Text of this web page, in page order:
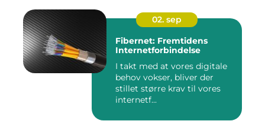
02. sep
Fibernet: Fremtidens
Internetforbindelse
I takt med at vores digitale
behov vokser, bliver der
stillet større krav til vores
internetf...